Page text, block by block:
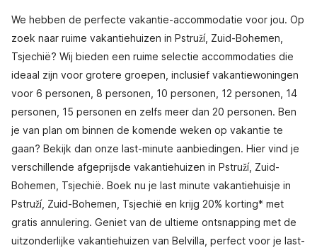
We hebben de perfecte vakantie-accommodatie voor jou. Op
zoek naar ruime vakantiehuizen in Pstruží, Zuid-Bohemen,
Tsjechië? Wij bieden een ruime selectie accommodaties die
ideaal zijn voor grotere groepen, inclusief vakantiewoningen
voor 6 personen, 8 personen, 10 personen, 12 personen, 14
personen, 15 personen en zelfs meer dan 20 personen. Ben
je van plan om binnen de komende weken op vakantie te
gaan? Bekijk dan onze last-minute aanbiedingen. Hier vind je
verschillende afgeprijsde vakantiehuizen in Pstruží, Zuid-
Bohemen, Tsjechië. Boek nu je last minute vakantiehuisje in
Pstruží, Zuid-Bohemen, Tsjechië en krijg 20% korting* met
gratis annulering. Geniet van de ultieme ontsnapping met de
uitzonderlijke vakantiehuizen van Belvilla, perfect voor je last-